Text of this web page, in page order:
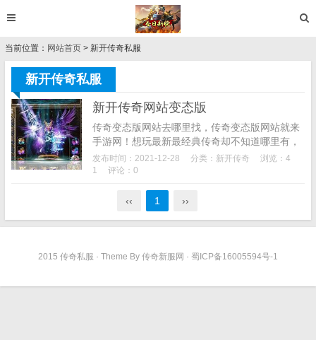
当前位置： 网站首页 > 新开传奇私服
新开传奇私服
新开传奇网站变态版
传奇变态版网站去哪里找，传奇变态版网站就来
手游网！想玩最新最经典传奇却不知道哪里有，
这就给兄弟们带来最好玩的传奇变态版，只要轻
轻点击下载即可在手机上痛快砍传奇，赶紧来试
发布时间：2021-12-28 分类： 新开传奇
浏览：4
1
评论：0
‹‹ 1 ››
2015 传奇私服 · Theme By 传奇新服网 · 蜀ICP备16005594号-1